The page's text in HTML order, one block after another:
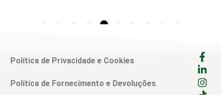
Política de Privacidade e Cookies
Política de Fornecimento e Devoluções